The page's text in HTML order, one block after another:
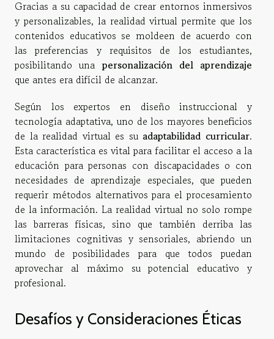
Gracias a su capacidad de crear entornos inmersivos
y personalizables, la realidad virtual permite que los
contenidos educativos se moldeen de acuerdo con
las preferencias y requisitos de los estudiantes,
posibilitando una personalización del aprendizaje
que antes era difícil de alcanzar.
Según los expertos en diseño instruccional y
tecnología adaptativa, uno de los mayores beneficios
de la realidad virtual es su adaptabilidad curricular.
Esta característica es vital para facilitar el acceso a la
educación para personas con discapacidades o con
necesidades de aprendizaje especiales, que pueden
requerir métodos alternativos para el procesamiento
de la información. La realidad virtual no solo rompe
las barreras físicas, sino que también derriba las
limitaciones cognitivas y sensoriales, abriendo un
mundo de posibilidades para que todos puedan
aprovechar al máximo su potencial educativo y
profesional.
Desafíos y Consideraciones Éticas